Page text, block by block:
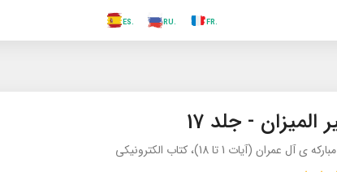
.RU
.ES
.TR
المیزان - جلد 17
آل عمران (آيات 1 تا 18)، کتاب الکترونیکی